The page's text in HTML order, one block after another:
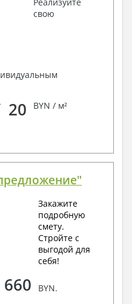
Вы можете любым
свою
20 BYN / м²
Закажите
подробную
смету.
Стройте с
выгодой для
себя!
660 BYN.